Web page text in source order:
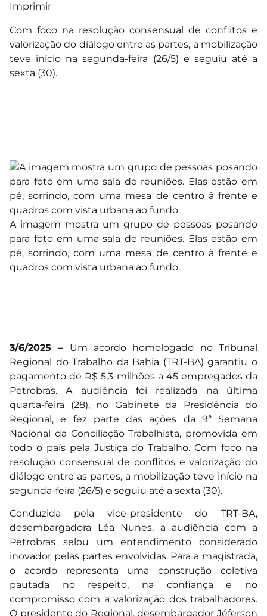
Imprimir
Com foco na resolução consensual de conflitos e
valorização do diálogo entre as partes, a mobilização
teve início na segunda-feira (26/5) e seguiu até a
sexta (30).
A imagem mostra um grupo de pessoas posando
para foto em uma sala de reuniões. Elas estão em
pé, sorrindo, com uma mesa de centro à frente e
quadros com vista urbana ao fundo.
3/6/2025 – Um acordo homologado no Tribunal
Regional do Trabalho da Bahia (TRT-BA) garantiu o
pagamento de R$ 5,3 milhões a 45 empregados da
Petrobras. A audiência foi realizada na última
quarta-feira (28), no Gabinete da Presidência do
Regional, e fez parte das ações da 9ª Semana
Nacional da Conciliação Trabalhista, promovida em
todo o país pela Justiça do Trabalho. Com foco na
resolução consensual de conflitos e valorização do
diálogo entre as partes, a mobilização teve início na
segunda-feira (26/5) e seguiu até a sexta (30).
Conduzida pela vice-presidente do TRT-BA,
desembargadora Léa Nunes, a audiência com a
Petrobras selou um entendimento considerado
inovador pelas partes envolvidas. Para a magistrada,
o acordo representa uma construção coletiva
pautada no respeito, na confiança e no
compromisso com a valorização dos trabalhadores.
O presidente do Regional, desembargador Jéferson